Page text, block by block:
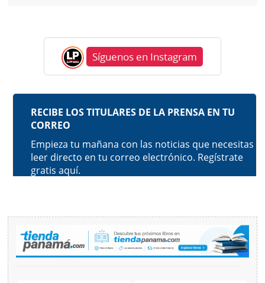
Síguenos en Instagram